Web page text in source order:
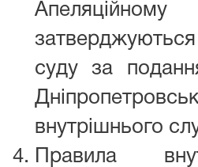
суду за
внутрішнього
Правила